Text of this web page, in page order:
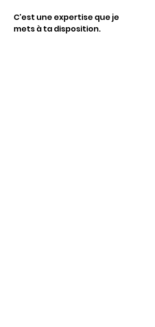
C'est une expertise que je
mets à ta disposition.